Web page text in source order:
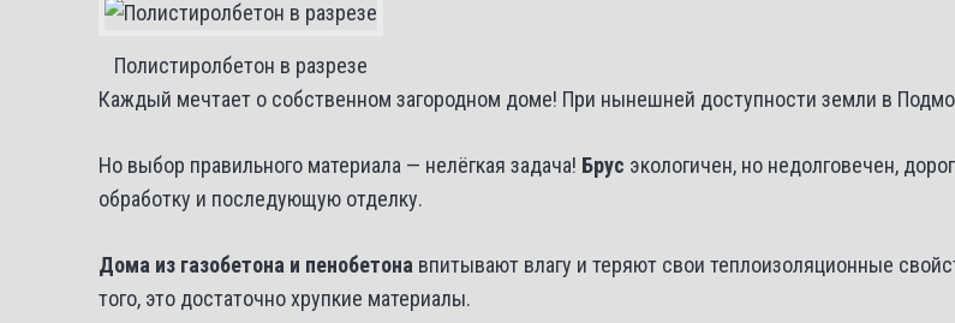
Полистиролбетон в разрезе
Каждый мечтает о собственном загородном доме! При нынешней доступности земли в
Но выбор правильного материала — нелёгкая задача! Брус экологичен, но недолговечен,
обработку и последующую отделку.
Дома из газобетона и пенобетона впитывают влагу и теряют свои теплоизоляционные
того, это достаточно хрупкие материалы.